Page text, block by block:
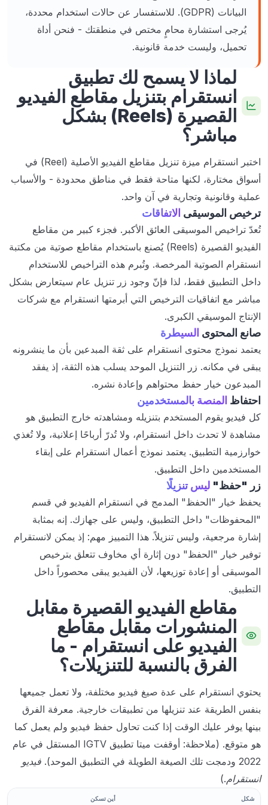
البيانات (GDPR). للاستفسار عن حالات استخدام محددة،
يُرجى استشارة محامٍ مختص في منطقتك - فنحن أداة
تحميل، وليست خدمة قانونية.
لماذا لا يسمح لك تطبيق
انستقرام بتنزيل مقاطع الفيديو
القصيرة (Reels) بشكل
مباشر؟
اختبر انستقرام ميزة تنزيل مقاطع الفيديو الأصلية (Reel) في
أسواق مختارة، لكنها متاحة فقط في مناطق محدودة - والأسباب
عملية وقانونية وتجارية في آن واحد.
ترخيص الموسيقى الاتفاقات
تُعدّ تراخيص الموسيقى العائق الأكبر. فجزء كبير من مقاطع
الفيديو القصيرة (Reels) يُصنع باستخدام مقاطع صوتية من مكتبة
انستقرام الصوتية المرخصة. وتُبرم هذه التراخيص للاستخدام
داخل التطبيق فقط، لذا فإنّ وجود زر تنزيل عام سيتعارض بشكل
مباشر مع اتفاقيات الترخيص التي أبرمتها انستقرام مع شركات
الإنتاج الموسيقي الكبرى.
صانع المحتوى السيطرة
يعتمد نموذج محتوى انستقرام على ثقة المبدعين بأن ما ينشرونه
يبقى في مكانه. زر التنزيل الموحد يسلب هذه الثقة، إذ يفقد
المبدعون خيار حفظ محتواهم وإعادة نشره.
احتفاظ المنصة بالمستخدمين
كل فيديو يقوم المستخدم بتنزيله ومشاهدته خارج التطبيق هو
مشاهدة لا تحدث داخل انستقرام، ولا تُدرّ أرباحًا إعلانية، ولا تُغذي
خوارزمية التطبيق. يعتمد نموذج أعمال انستقرام على إبقاء
المستخدمين داخل التطبيق.
زر "حفظ" ليس تنزيلًا
يحفظ خيار "الحفظ" المدمج في انستقرام الفيديو في قسم
"المحفوظات" داخل التطبيق، وليس على جهازك. إنه بمثابة
إشارة مرجعية، وليس تنزيلاً. هذا التمييز مهم: إذ يمكن لانستقرام
توفير خيار "الحفظ" دون إثارة أي مخاوف تتعلق بترخيص
الموسيقى أو إعادة توزيعها، لأن الفيديو يبقى محصوراً داخل
التطبيق.
مقاطع الفيديو القصيرة مقابل
المنشورات مقابل مقاطع
الفيديو على انستقرام - ما
الفرق بالنسبة للتنزيلات؟
يحتوي انستقرام على عدة صيغ فيديو مختلفة، ولا تعمل جميعها
بنفس الطريقة عند تنزيلها من تطبيقات خارجية. معرفة الفرق
بينها يوفر عليك الوقت إذا كنت تحاول حفظ فيديو ولم يعمل كما
هو متوقع. (ملاحظة: أوقفت ميتا تطبيق IGTV المستقل في عام
2022 ودمجت تلك الصيغة الطويلة في التطبيق الموحد).
فيديو
انستقرام.)
شكل أين تسكن